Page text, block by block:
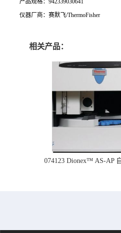
产品规格：942339030641
仪器厂商：赛默飞/ThermoFisher
相关产品：
074123 Dionex™ AS-AP